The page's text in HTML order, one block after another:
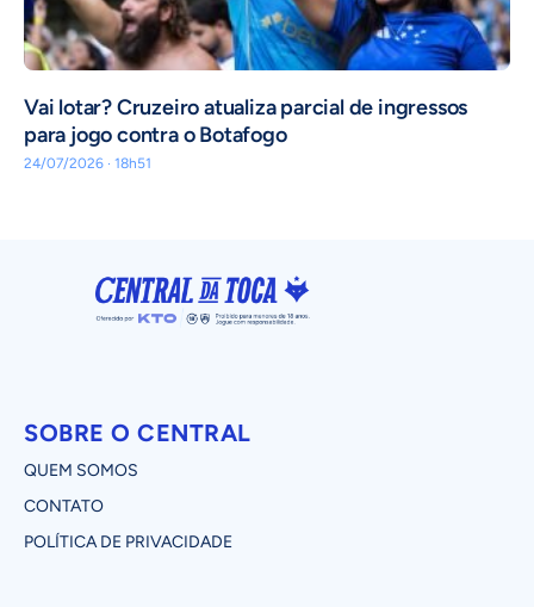
Vai lotar? Cruzeiro atualiza parcial de ingressos
para jogo contra o Botafogo
24/07/2026 · 18h51
SOBRE O CENTRAL
QUEM SOMOS
CONTATO
POLÍTICA DE PRIVACIDADE